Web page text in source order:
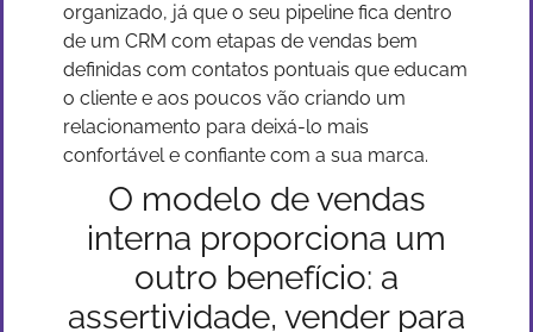
organizado, já que o seu pipeline fica dentro
de um CRM com etapas de vendas bem
definidas com contatos pontuais que educam
o cliente e aos poucos vão criando um
relacionamento para deixá-lo mais
confortável e confiante com a sua marca.
O modelo de vendas
interna proporciona um
outro benefício: a
assertividade, vender para